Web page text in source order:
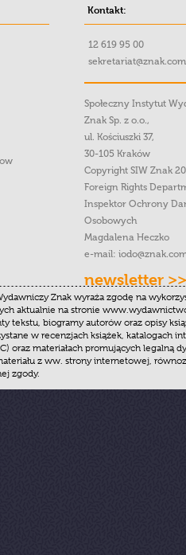
Kontakt:
12 619 95 00
Społeczny Instytut
Znak Sp. z o.o.,
ul. Kościuszki 37,
30-105 Kraków
Copyright SIW Znak
Foreign Rights
Inspektor Ochrony
Osobowych
Magdalena Heczko
e-mail:
newsletter >>
Znak wyraża zgodę na
aktualnie na stronie
tekstu, biogramy autorów oraz opisy
w recenzjach książek, katalogach
oraz materiałach promujących legalną
z ww. strony internetowej,
zgody.